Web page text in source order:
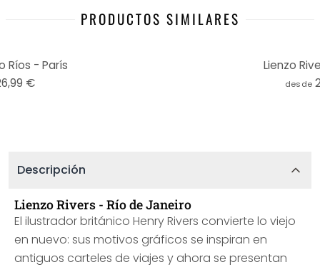
PRODUCTOS SIMILARES
Ríos - París
€
Lienzo
desde
Descripción
Lienzo Rivers - Río de Janeiro
El ilustrador británico Henry Rivers convierte lo viejo
en nuevo: sus motivos gráficos se inspiran en
antiguos carteles de viajes y ahora se presentan